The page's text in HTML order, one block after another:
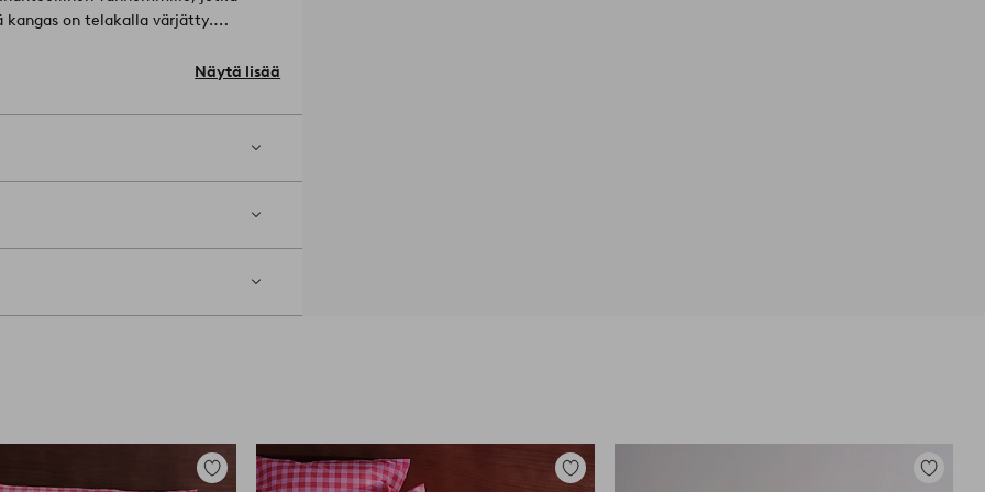
kangas on telakalla värjätty.
jolloin kudottu kuvio näyttää
Silitä keskilämpötilalla. Konepesu
Näytä lisää
Lisää
Lisää
Lisää